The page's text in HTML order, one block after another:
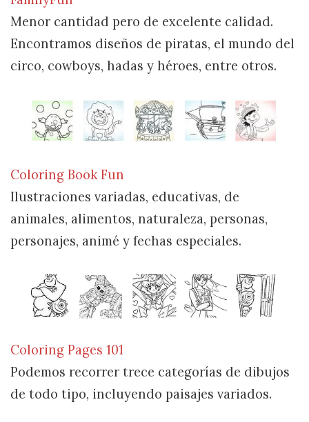
Menor cantidad pero de excelente calidad.
Encontramos diseños de piratas, el mundo del
circo, cowboys, hadas y héroes, entre otros.
Coloring Book Fun
Ilustraciones variadas, educativas, de
animales, alimentos, naturaleza, personas,
personajes, animé y fechas especiales.
Coloring Pages 101
Podemos recorrer trece categorías de dibujos
de todo tipo, incluyendo paisajes variados.